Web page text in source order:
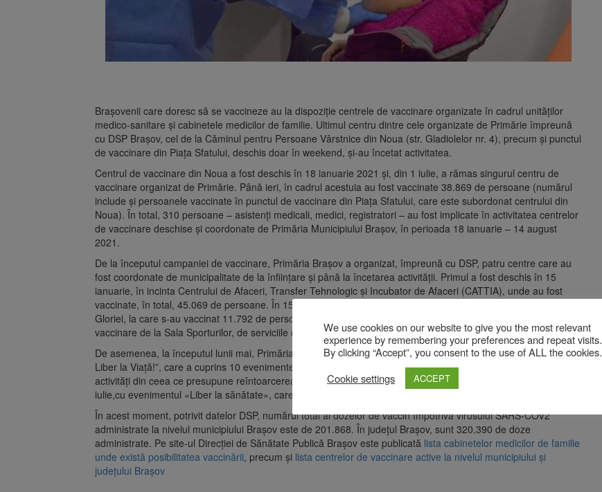
Brașovenii care doresc să se vaccineze au la dispoziție centrele de vaccinare organizate în cadrul unităților
medico-sanitare și cabinetele medicilor de familie. Ultimul centru dintre cele organizate de Primărie împreună
cu DSP Brașov, cel de la Căminul pentru Persoane Vârstnice din Noua (str. Gladiolelor nr. 4), precum și punctul
de vaccinare din Piața Sfatului, deschis doar în weekend, și-au încetat activitatea.
Centrul de vaccinare din Noua a fost deschis în 18 ianuarie 2021 și, din 1 iulie, a rămas singurul centru de
vaccinare organizat de Primărie. Până ieri, în cadrul acestuia au fost vaccinate 38.869 de persoane (numărul
include și persoanele vaccinate în punctul de vaccinare din Piața Sfatului, care este subordonat centrului din
Noua). În total, 310 persoane – asistenți medicali, medici, registratori – au fost implicate în activitatea centrelor
de vaccinare deschise și coordonate de Primăria Municipiului Brașov, în perioada 18 ianuarie – 14 august
2021.
De la începutul campaniei de vaccinare, Primăria Brașov a organizat, împreună cu DSP, patru centre care au
fost coordonate de municipalitate de la înființare și până la încetarea activității. Primul a fost deschis în 15
ianuarie, în incinta Centrului de Afaceri, Transfer Tehnologic și Incubator de Afaceri (CATTIA), unde au fost
vaccinate, în total, 45.069 de persoane. În 15 februarie a fost deschis centrul din cartierul Tractorul, pe strada
Gloriei, la care s-au vaccinat 11.792 de persoane. O lună mai târziu, pe 15 martie, a fost deschis și centrul de
vaccinare de la Sala Sporturilor, de serviciile căruia au beneficiat 22.246 de persoane.
De asemenea, la începutul lunii mai, Primăria Brașov a demarat maratonul de vaccinare ,,Liber la vaccinare!
Liber la Viață!”, care a cuprins 10 evenimente de vaccinare dedicate diferitelor categorii sociale sau anumitor
activități din ceea ce presupune reîntoarcerea la normalitate. Seria acestor evenimente s-a încheiat pe 4
iulie,cu evenimentul «Liber la sănătate», care a avut loc în Piața Sfatului.
În acest moment, potrivit datelor DSP, numărul total al dozelor de vaccin împotriva virusului SARS-COV2
administrate la nivelul municipiului Brașov este de 201.868. În județul Brașov, sunt 320.390 de doze
administrate. Pe site-ul Direcției de Sănătate Publică Brașov este publicată lista cabinetelor medicilor de familie
unde există posibilitatea vaccinării, precum și lista centrelor de vaccinare active la nivelul municipiului și
județului Brașov
We use cookies on our website to give you the most relevant
experience by remembering your preferences and repeat visits.
By clicking “Accept”, you consent to the use of ALL the cookies.
Cookie settings
ACCEPT